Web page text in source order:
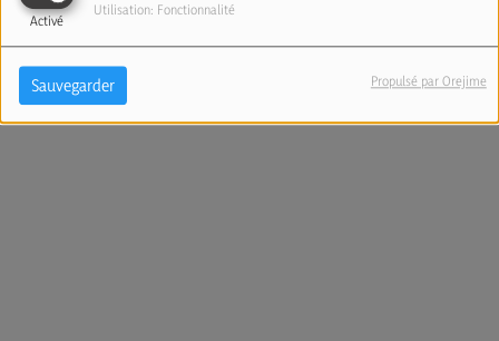
Activé
Utilisation: Fonctionnalité
Sauvegarder Propulsé par Orejime